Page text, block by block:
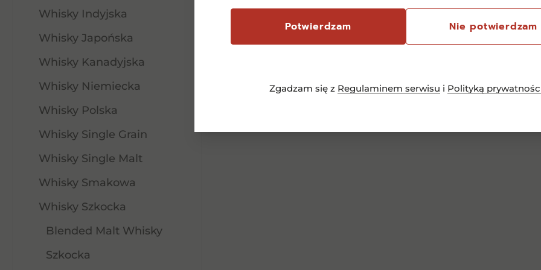
Potwierdzam Nie potwierdzam
Zgadzam się z Regulaminem serwisu i Polityką
Whisky Indyjska
Whisky Japońska
Whisky Kanadyjska
Whisky Niemiecka
Whisky Polska
Whisky Single Grain
Whisky Single Malt
Whisky Smakowa
Whisky Szkocka
Blended Malt Whisky
Szkocka
Dowiedz się więcej Dodaj do koszyka